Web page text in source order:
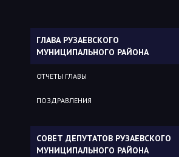
ГЛАВА РУЗАЕВСКОГО
МУНИЦИПАЛЬНОГО РАЙОНА
ОТЧЕТЫ ГЛАВЫ
ПОЗДРАВЛЕНИЯ
СОВЕТ ДЕПУТАТОВ РУЗАЕВСКОГО
МУНИЦИПАЛЬНОГО РАЙОНА